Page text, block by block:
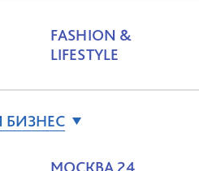
FASHION &
LIFESTYLE
МОСКВА 24